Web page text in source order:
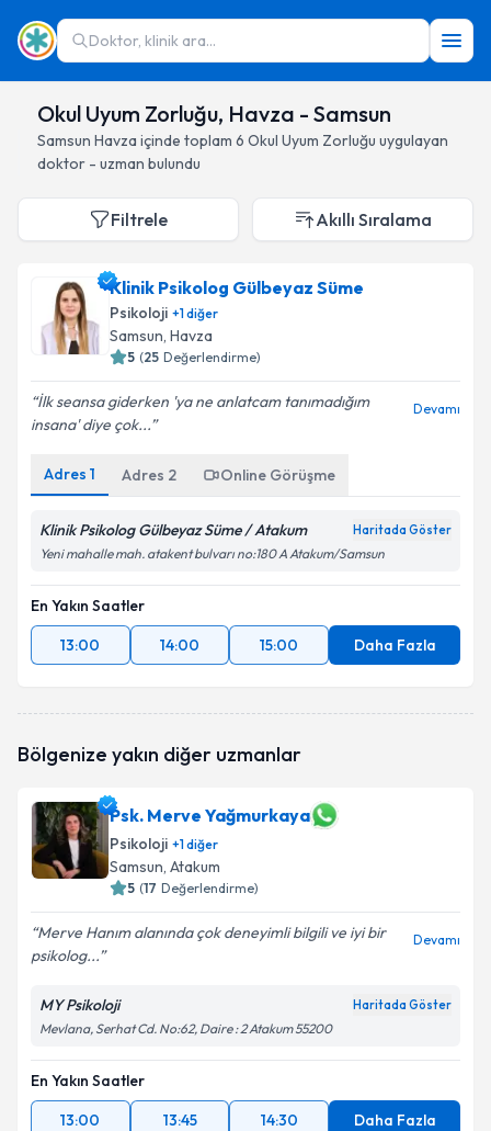
Doktor, klinik ara...
Okul Uyum Zorluğu, Havza - Samsun
Samsun Havza içinde toplam 6 Okul Uyum Zorluğu uygulayan
doktor - uzman bulundu
Filtrele Akıllı Sıralama
Klinik Psikolog Gülbeyaz Süme
Psikoloji +1diğer
Samsun, Havza
5 (25 Değerlendirme)
İlk seansa giderken 'ya ne anlatcam tanımadığım
insana' diye çok...
Devamı
Adres 1 Adres 2 Online Görüşme
Klinik Psikolog Gülbeyaz Süme / Atakum Haritada Göster
Yeni mahalle mah. atakent bulvarı no:180 A Atakum/Samsun
En Yakın Saatler
13:00
14:00 15:00 Daha Fazla
Bölgenize yakın diğer uzmanlar
Psk. Merve Yağmurkaya
Psikoloji +1diğer
Samsun, Atakum
5 (17 Değerlendirme)
Merve Hanım alanında çok deneyimli bilgili ve iyi bir
psikolog...
Devamı
MY Psikoloji Haritada Göster
Mevlana, Serhat Cd. No:62, Daire : 2 Atakum 55200
En Yakın Saatler
13:00
13:45 14:30 Daha Fazla